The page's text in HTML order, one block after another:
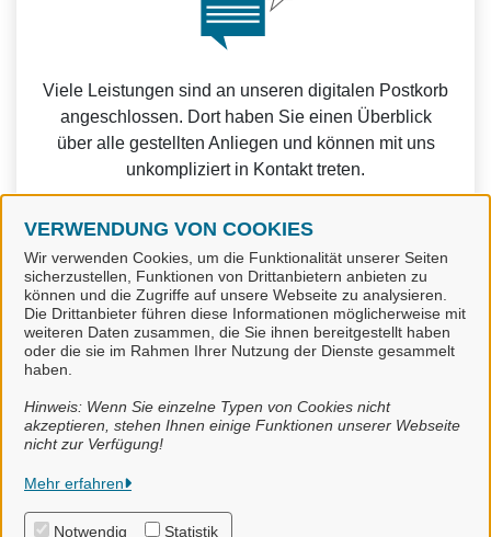
VERWENDUNG VON COOKIES
Wir verwenden Cookies, um die Funktionalität unserer Seiten
sicherzustellen, Funktionen von Drittanbietern anbieten zu
können und die Zugriffe auf unsere Webseite zu analysieren.
Die Drittanbieter führen diese Informationen möglicherweise mit
weiteren Daten zusammen, die Sie ihnen bereitgestellt haben
oder die sie im Rahmen Ihrer Nutzung der Dienste gesammelt
haben.
Hinweis: Wenn Sie einzelne Typen von Cookies nicht
akzeptieren, stehen Ihnen einige Funktionen unserer Webseite
nicht zur Verfügung!
Mehr erfahren
Notwendig Statistik
Viele Leistungen sind an unseren digitalen Postkorb
angeschlossen. Dort haben Sie einen Überblick
über alle gestellten Anliegen und können mit uns
unkompliziert in Kontakt treten.
Weitere Informationen zu Mein Unternehmenskonto
finden Sie auf derFAQ-Seite von Mein
Unternehmenskonto.
Stadt Meppen